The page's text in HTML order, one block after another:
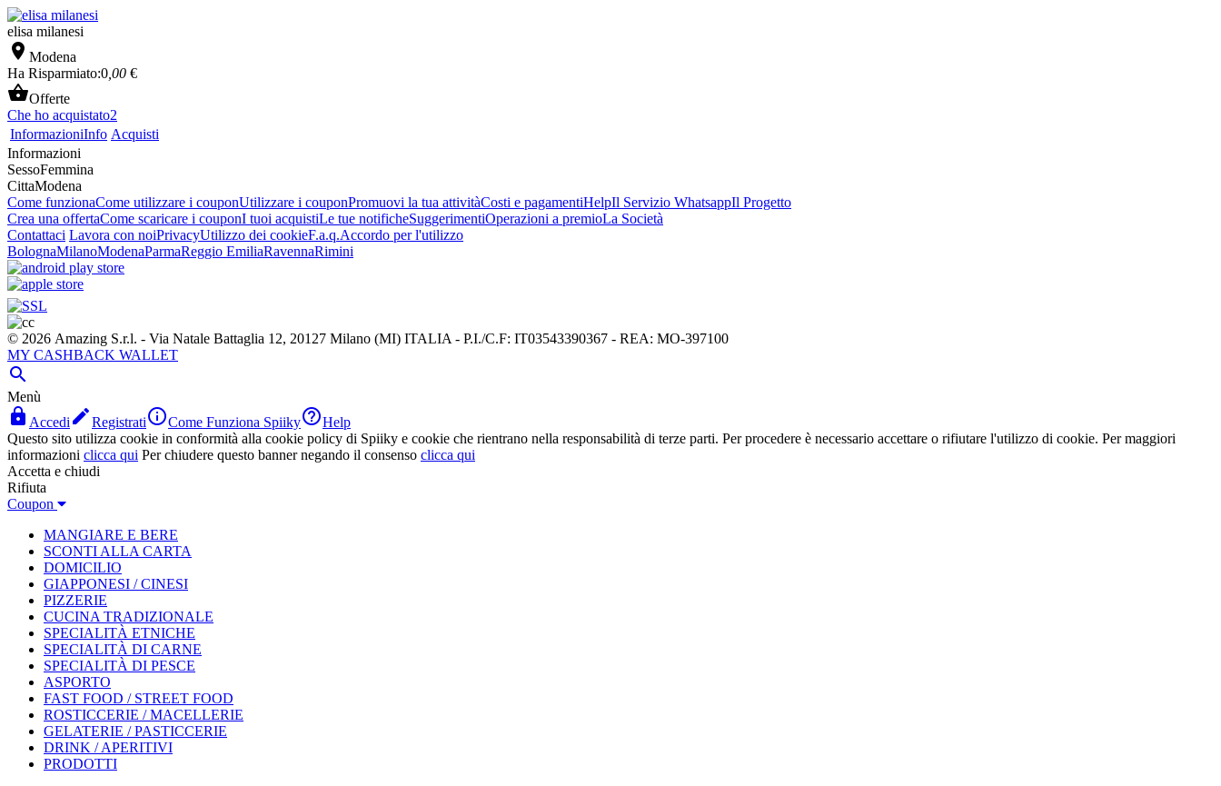
elisa milanesi
 Modena
Ha Risparmiato:0 ,00 €
Offerte
Che ho acquistato2
InformazioniInfo Acquisti
Informazioni
SessoFemmina
CittaModena
Come funzionaCome utilizzare i couponUtilizzare i couponPromuovi la tua attivitàCosti e pagamentiHelpIl Servizio WhatsappIl Progetto
Crea una offertaCome scaricare i couponI tuoi acquistiLe tue notificheSuggerimentiOperazioni a premioLa Società
Contattaci Lavora con noiPrivacyUtilizzo dei cookieF.a.q.Accordo per l'utilizzo
BolognaMilanoModenaParmaReggio EmiliaRavennaRimini
© 2026 Amazing S.r.l. - Via Natale Battaglia 12, 20127 Milano (MI) ITALIA - P.I./C.F: IT03543390367 - REA: MO-397100
MY CASHBACK WALLET

Menù
 Accedi RegistratiCome Funziona SpiikyHelp
Questo sito utilizza cookie in conformità alla cookie policy di Spiiky e cookie che rientrano nella responsabilità di terze parti. Per procedere è necessario accettare o rifiutare l'utilizzo di cookie. Per maggiori
informazioni clicca qui Per chiudere questo banner negando il consenso clicca qui
Accetta e chiudi
Rifiuta
Coupon
MANGIARE E BERE
SCONTI ALLA CARTA
DOMICILIO
GIAPPONESI / CINESI
PIZZERIE
CUCINA TRADIZIONALE
SPECIALITÀ ETNICHE
SPECIALITÀ DI CARNE
SPECIALITÀ DI PESCE
ASPORTO
FAST FOOD / STREET FOOD
ROSTICCERIE / MACELLERIE
GELATERIE / PASTICCERIE
DRINK / APERITIVI
PRODOTTI